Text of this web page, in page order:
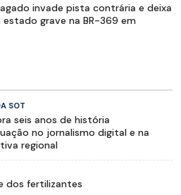
invade pista contrária e deixa
grave na BR-369 em
SOT
seis anos de história
no jornalismo digital e na
regional
dos fertilizantes